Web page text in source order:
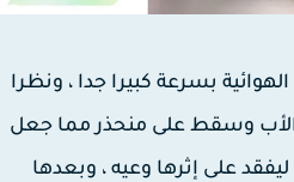
بسرعة كبيرا جدا ، ونظرا
وسقط على منحذر مما جعل
على إثرها وعيه ، وبعدها